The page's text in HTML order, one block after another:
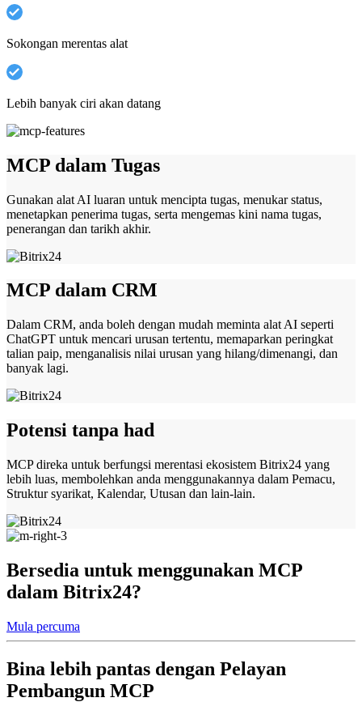
Sokongan merentas alat
Lebih banyak ciri akan datang
MCP dalam Tugas
Gunakan alat AI luaran untuk mencipta tugas, menukar status,
menetapkan penerima tugas, serta mengemas kini nama tugas,
penerangan dan tarikh akhir.
MCP dalam CRM
Dalam CRM, anda boleh dengan mudah meminta alat AI seperti
ChatGPT untuk mencari urusan tertentu, memaparkan peringkat
talian paip, menganalisis nilai urusan yang hilang/dimenangi, dan
banyak lagi.
Potensi tanpa had
MCP direka untuk berfungsi merentasi ekosistem Bitrix24 yang
lebih luas, membolehkan anda menggunakannya dalam Pemacu,
Struktur syarikat, Kalendar, Utusan dan lain-lain.
Bersedia untuk menggunakan MCP
dalam Bitrix24?
Mula percuma
Bina lebih pantas dengan Pelayan
Pembangun MCP